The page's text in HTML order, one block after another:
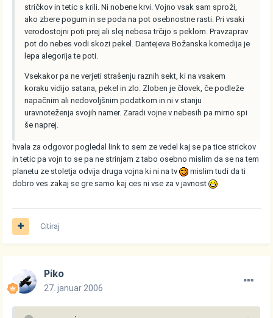
stričkov in tetic s krili. Ni nobene krvi. Vojno vsak sam sproži,
ako zbere pogum in se poda na pot osebnostne rasti. Pri vsaki
verodostojni poti prej ali slej nebesa trčijo s peklom. Pravzaprav
pot do nebes vodi skozi pekel. Dantejeva Božanska komedija je
lepa alegorija te poti.
Vsekakor pa ne verjeti strašenju raznih sekt, ki na vsakem
koraku vidijo satana, pekel in zlo. Zloben je človek, če podleže
napačnim ali nedovoljšnim podatkom in ni v stanju
uravnoteženja svojih namer. Zaradi vojne v nebesih pa mirno spi
še naprej.
hvala za odgovor pogledal link to sem ze vedel kaj se pa tice strickov
in tetic pa vojn to se pa ne strinjam z tabo osebno mislim da se na tem
planetu ze stoletja odvija druga vojna ki ni na tv
mislim tudi da ti
dobro ves zakaj se gre samo kaj ces ni vse za v javnost
Citiraj
Piko
27. januar 2006